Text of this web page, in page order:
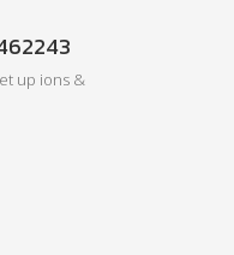
up ions &